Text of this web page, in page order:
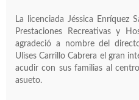
La licenciada Jéssica Enríquez
Prestaciones Recreativas y
agradeció a nombre del
Ulises Carrillo Cabrera el gran
acudir con sus familias al
asueto.